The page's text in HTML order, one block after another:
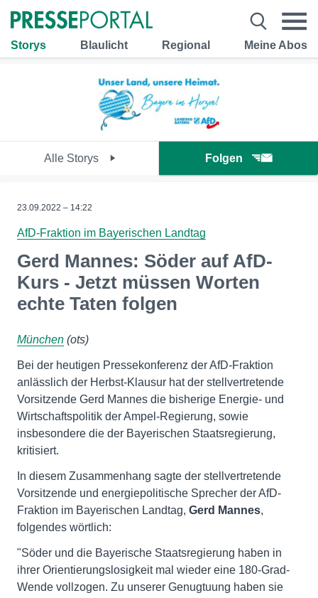
Storys Blaulicht Regional Meine Abos
Alle Storys Folgen
23.09.2022 – 14:22
AfD-Fraktion im Bayerischen Landtag
Gerd Mannes: Söder auf AfD-
Kurs - Jetzt müssen Worten
echte Taten folgen
München (ots)
Bei der heutigen Pressekonferenz der AfD-Fraktion
anlässlich der Herbst-Klausur hat der stellvertretende
Vorsitzende Gerd Mannes die bisherige Energie- und
Wirtschaftspolitik der Ampel-Regierung, sowie
insbesondere die der Bayerischen Staatsregierung,
kritisiert.
In diesem Zusammenhang sagte der stellvertretende
Vorsitzende und energiepolitische Sprecher der AfD-
Fraktion im Bayerischen Landtag, Gerd Mannes,
folgendes wörtlich:
"Söder und die Bayerische Staatsregierung haben in
ihrer Orientierungslosigkeit mal wieder eine 180-Grad-
Wende vollzogen. Zu unserer Genugtuung haben sie